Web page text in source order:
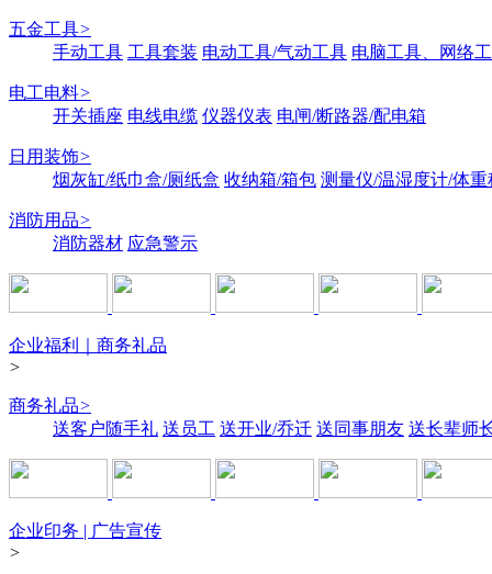
五金工具>
手动工具 工具套装 电动工具/气动工具 电脑工具、网络
电工电料>
开关插座 电线电缆 仪器仪表 电闸/断路器/配电箱
日用装饰>
烟灰缸/纸巾盒/厕纸盒 收纳箱/箱包 测量仪/温湿度计/体重
消防用品>
消防器材 应急警示
企业福利｜商务礼品
>
商务礼品>
送客户随手礼 送员工 送开业/乔迁 送同事朋友 送长辈师
企业印务 | 广告宣传
>